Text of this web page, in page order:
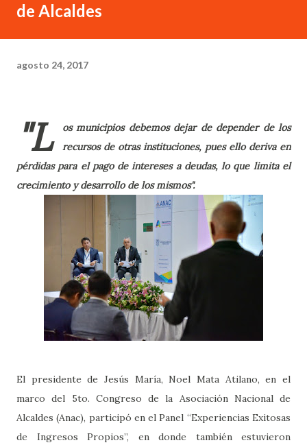
de Alcaldes
agosto 24, 2017
"L
os municipios debemos dejar de depender de los
recursos de otras instituciones, pues ello deriva en
pérdidas para el pago de intereses a deudas, lo que limita el
crecimiento y desarrollo de los mismos".
El presidente de Jesús María, Noel Mata Atilano, en el
marco del 5to. Congreso de la Asociación Nacional de
Alcaldes (Anac), participó en el Panel “Experiencias Exitosas
de Ingresos Propios”, en donde también estuvieron